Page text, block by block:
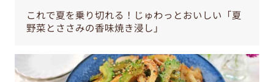
これで夏を乗り切れる！じゅわっとおいしい「夏
野菜とささみの香味焼き浸し」